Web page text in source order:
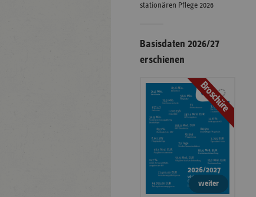
stationären Pflege 2026
Basisdaten 2026/27
erschienen
Broschüre
weiter